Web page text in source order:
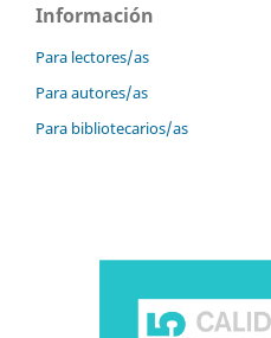
Información
Para lectores/as
Para autores/as
Para bibliotecarios/as